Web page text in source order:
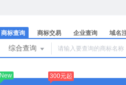
商标查询 商标交易 企业查询 域名
综合查询
New 300元起